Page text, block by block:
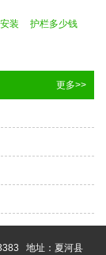
装 护栏多少钱
更多>>
地址：夏河县